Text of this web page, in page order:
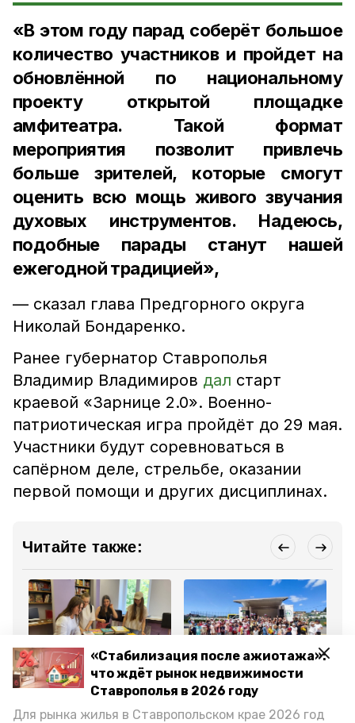
«Стабилизация после ажиотажа»:
что ждёт рынок недвижимости
Ставрополья в 2026 году
Для рынка жилья в Ставропольском крае 2026 год
«В этом году парад соберёт большое
количество участников и пройдет на
обновлённой по национальному
проекту открытой площадке
амфитеатра. Такой формат
мероприятия позволит привлечь
больше зрителей, которые смогут
оценить всю мощь живого звучания
духовых инструментов. Надеюсь,
подобные парады станут нашей
ежегодной традицией»,
— сказал глава Предгорного округа
Николай Бондаренко.
Ранее губернатор Ставрополья
Владимир Владимиров дал старт
краевой «Зарнице 2.0». Военно-
патриотическая игра пройдёт до 29 мая.
Участники будут соревноваться в
сапёрном деле, стрельбе, оказании
первой помощи и других дисциплинах.
Читайте также:
Общество
27 мая , 15:34
Более 300 новых книг
в библиотеки ЛНР
26 мая , 15:42
«Автоклуб» Предгорья
кинопоказы в